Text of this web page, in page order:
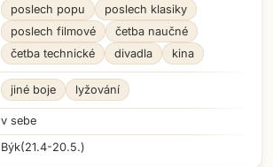
poslech popu
poslech klasiky
poslech filmové
četba naučné
četba technické
divadla kina
jiné boje lyžování
v sebe
Býk(21.4-20.5.)